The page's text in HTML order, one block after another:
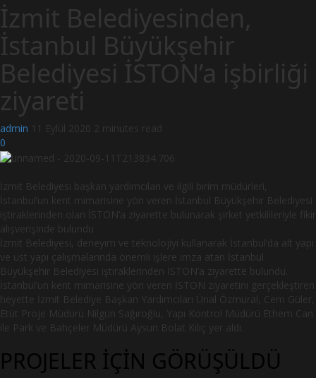
İzmit Belediyesinden,
İstanbul Büyükşehir
Belediyesi İSTON’a işbirliği
ziyareti
admin 11 Eylül 2020 2 minutes read
0
İzmit Belediyesi başkan yardımcıları ve ilgili birim müdürleri,
İstanbul’un kent mimarisine yön veren İstanbul Büyükşehir Belediyesi
iştiraklerinden olan İSTON’a ziyarette bulunarak şirket yetkilileriyle fikir
alışverişinde bulundu
İzmit Belediyesi, deneyim ve teknolojiyi kullanarak İstanbul’da alt yapı
ve üst yapı çalışmalarında önemli işlere imza atan İstanbul
Büyükşehir Belediyesi iştiraklerinden İSTON’a ziyarette bulundu.
İstanbul’un kent mimarisine yön veren İSTON ziyaretini gerçekleştiren
heyette İzmit Belediye Başkan Yardımcıları Ünal Özmural, Cem Güler,
Etüt Proje Müdürü Nilgün Sağıroğlu, Yapı Kontrol Müdürü Ethem Can
ile Park ve Bahçeler Müdürü Aysun Bolat Kılıç yer aldı.
PROJELER İÇİN GÖRÜŞÜLDÜ